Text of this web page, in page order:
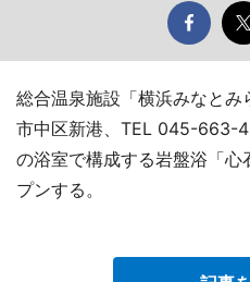
総合温泉施設「横浜みなと
市中区新港、TEL 045-663-
の浴室で構成する岩盤浴「
プンする。